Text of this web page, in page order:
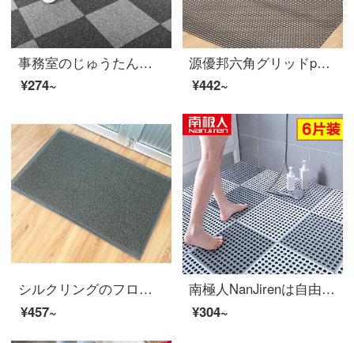
事務室のじゅうたんのスプラインが寝室のリビングルームの部屋に敷かれています。オフィスビルのカーペット（303煙灰色+305黒灰色）1平方メートル：50 x 50 cm【4枚】4枚のシートをプレゼントします。
¥274~
源優邦六角グリッドpvc浴室滑り止めマットプールシャワー室トイレのマットが透ける防水キッチンマット食堂果物野菜プラスチックトイレの滑り止めパッド六角灰色1.2メートル幅*1メートル長さ単価
¥442~
シルクリングのフロアマットは自由に裁断できます。戸の入り口に滑り止めの防水パッキンを敷いて入り口に入ります。ドアホールのリビングマットに厚みの滑り止めがあります。pvcマットは灰色の60 cm*120 cmをカスタマイズできます。
¥457~
南極人NanJirenは自由にバスルームの滑り止めマットをつなぎます。足の敷きが透きます。水をあけて疎水性のマットを敷いてトイレのシャワールームのバスタブホテルを裁断します。30*30 cm 6枚のセットを自由に裁断できます。
¥304~